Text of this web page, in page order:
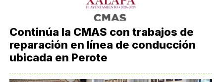
Continúa la CMAS con trabajos de
reparación en línea de conducción
ubicada en Perote